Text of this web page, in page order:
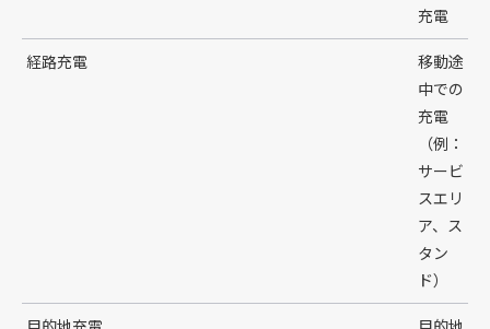
充電
経路充電
移動途
中での
充電
（例：
サービ
スエリ
ア、ス
タン
ド）